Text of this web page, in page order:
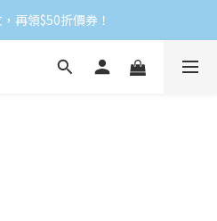
再領$50折價券！